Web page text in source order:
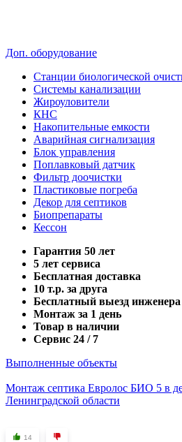
Доп. оборудование
Станции биологической
Системы канализации
Жироуловители
КНС
Накопительные емкости
Аварийная сигнализация
Блок управления
Поплавковый датчик
Фильтр доочистки
Пластиковые погреба
Декор для септиков
Биопрепараты
Кессон
Гарантия 50 лет
5 лет сервиса
Бесплатная доставка
10 т.р. за друга
Бесплатный выезд инженера
Монтаж за 1 день
Товар в наличии
Сервис 24 / 7
Выполненные объекты
Монтаж септика Евролос БИО 5 в
Ленинградской области
14